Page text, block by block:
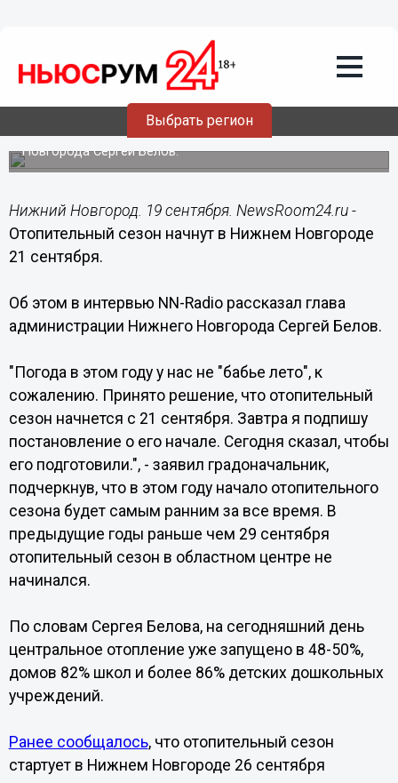
Выбрать регион
19.09.201619:36
Отопительный сезон начнут в Нижнем
Новгороде 21 сентября
Об этом заявил глава администрации Нижнего
Новгорода Сергей Белов.
Нижний Новгород. 19 сентября. NewsRoom24.ru -
Отопительный сезон начнут в Нижнем Новгороде
21 сентября.
Об этом в интервью NN-Radio рассказал глава
администрации Нижнего Новгорода Сергей Белов.
"Погода в этом году у нас не "бабье лето", к
сожалению. Принято решение, что отопительный
сезон начнется с 21 сентября. Завтра я подпишу
постановление о его начале. Сегодня сказал, чтобы
его подготовили.", - заявил градоначальник,
подчеркнув, что в этом году начало отопительного
сезона будет самым ранним за все время. В
предыдущие годы раньше чем 29 сентября
отопительный сезон в областном центре не
начинался.
По словам Сергея Белова, на сегодняшний день
центральное отопление уже запущено в 48-50%,
домов 82% школ и более 86% детских дошкольных
учреждений.
Ранее сообщалось, что отопительный сезон
стартует в Нижнем Новгороде 26 сентября